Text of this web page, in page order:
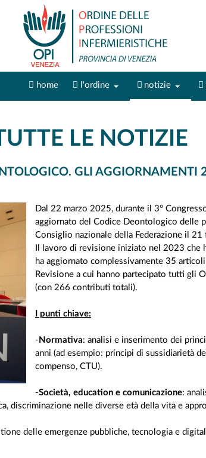
home l'ordine notizie
LE NOTIZIE
GLI AGGIORNAMENTI
Dal 22 marzo 2025, durante il 3°
aggiornato del Codice Deontologico delle
Consiglio nazionale della Federazione il 21
Il lavoro di revisione iniziato nel 2023 che
ha aggiornato complessivamente 35
Revisione a cui hanno partecipato tutti gli
(con 266 contributi totali).
I punti chiave:
-Normativa: analisi e inserimento dei
anni (ad esempio: principi di sussidiarietà
compenso, CTU).
-Società, education e comunicazione:
discriminazione nelle diverse età della vita e
delle emergenze pubbliche, tecnologia e